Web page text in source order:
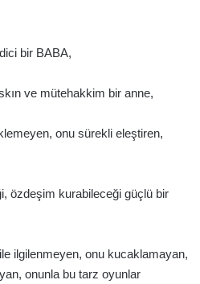
bir BABA,
ve mütehakkim bir anne,
onu sürekli eleştiren,
özdeşim kurabileceği güçlü bir
ilgilenmeyen, onu kucaklamayan,
onunla bu tarz oyunlar